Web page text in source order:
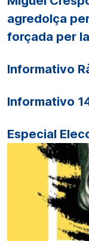
agredolça
forçada per
Informativo
Informativo
Especial